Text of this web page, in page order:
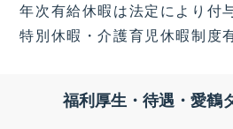
年次有給休暇は法定により付与
特別休暇・介護育児休暇制度
福利厚生・待遇・愛鶴